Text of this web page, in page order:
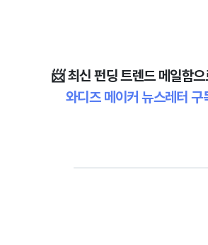
📨최신 펀딩 트렌드 메일함으
와디즈 메이커 뉴스레터 구